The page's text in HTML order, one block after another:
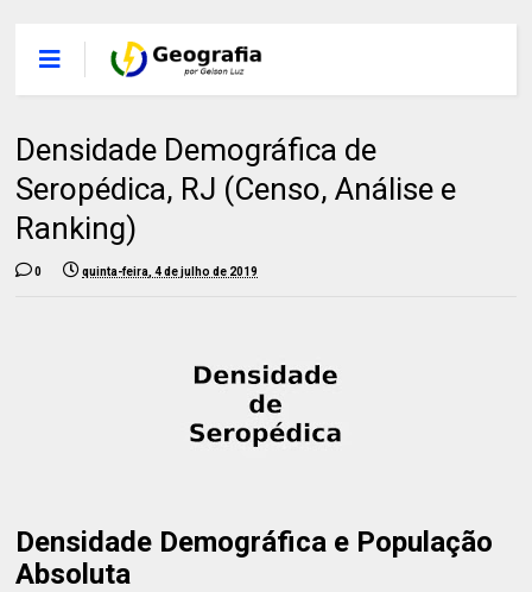
Densidade Demográfica de
Seropédica, RJ (Censo, Análise e
Ranking)
0 quinta-feira, 4 de julho de 2019
Densidade Demográfica e População
Absoluta